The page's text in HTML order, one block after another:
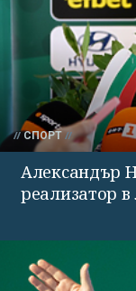
СПОРТ
Александър
реализатор в